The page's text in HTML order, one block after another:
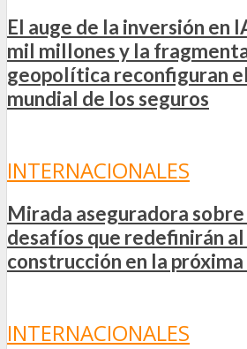
El auge de la inversión en
mil millones y la
geopolítica reconfiguran
mundial de los seguros
INTERNACIONALES
Mirada aseguradora
desafíos que redefinirán
construcción en la
INTERNACIONALES